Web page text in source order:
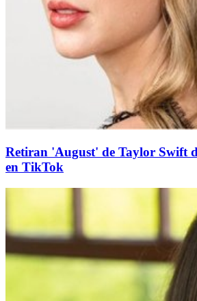
Retiran 'August' de Taylor Swift
en TikTok